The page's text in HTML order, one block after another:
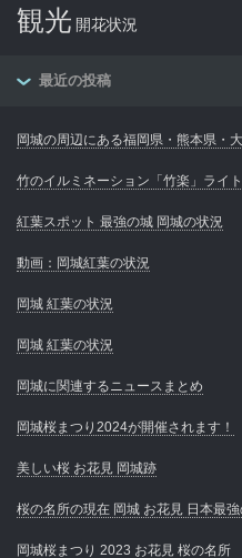
観光 開花状況
最近の投稿
岡城の周辺にある福岡県・熊本県・
竹のイルミネーション「竹楽」ライ
紅葉スポット 最強の城 岡城の状況
動画：岡城紅葉の状況
岡城 紅葉の状況
岡城 紅葉の状況
岡城に関連するニュースまとめ
岡城桜まつり2024が開催されます！
美しい桜 お花見 岡城跡
桜の名所の現在 岡城 お花見 日本最
岡城桜まつり 2023 お花見 桜の名所